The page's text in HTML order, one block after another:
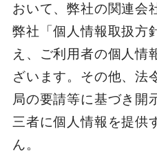
おいて、弊社の関連会
弊社「個人情報取扱方
え、ご利用者の個人情
ざいます。その他、法
局の要請等に基づき開
三者に個人情報を提供
ん。